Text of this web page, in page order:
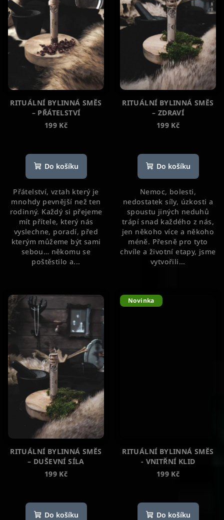
RITUÁLNÍ BYLINNÁ SMĚS
– PŘÁTELSTVÍ
199 Kč
Do košíku
Přátelství, vztah který je
mnohdy pevnější než ten
rodinný. Každý si přejeme
mít přítele, který nás
vyslechne, poradí, před
kterým můžeme být sami
sebou… někomu se
poštěstilo a...
RITUÁLNÍ BYLINNÁ SMĚS
– ZDRAVÍ
199 Kč
hodnocení
produktu
z
5
hvězdiček.
Do košíku
Nemoc, bolesti,
nedostatek síly, úzkosti a
spoustu jiných neduhů
trápí snad každého z nás,
jen někoho více a někoho
méně. Přesně pro tyto
chvíle a životní etapy, jsme
vytvořili...
RITUÁLNÍ BYLINNÁ SMĚS
– DUŠEVNÍ SÍLA
199 Kč
Do košíku
Novinka
RITUÁLNÍ BYLINNÁ SMĚS
- VNITŘNÍ KLID
199 Kč
hodnocení
produktu
Do košíku